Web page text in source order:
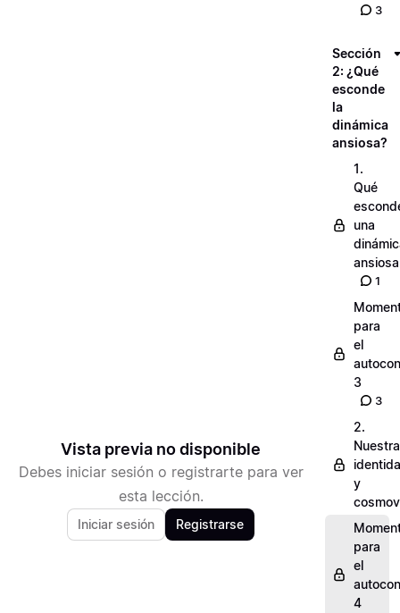
Vista previa no disponible
Debes iniciar sesión o registrarte para ver
esta lección.
Iniciar sesión Registrarse
3
Sección
2: ¿Qué
esconde
la
dinámica
ansiosa?
1.
Qué
una
1
para
el
3
3
2.
Nuestra
y
para
el
4